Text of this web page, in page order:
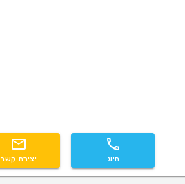
חיוג יצירת קשר